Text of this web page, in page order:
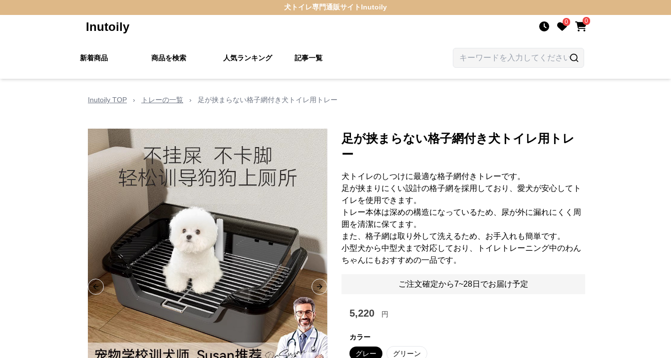
犬トイレ専門通販サイト Inutoily
Inutoily 0 0
新着商品 商品を検索 人気ランキング 記事一覧
Inutoily TOP › トレーの一覧 › 足が挟まらない格子網付き犬トイレ用トレー
Previous slide Next slide
足が挟まらない格子網付き犬トイレ用トレ
ー
犬トイレのしつけに最適な格子網付きトレーです。
足が挟まりにくい設計の格子網を採用しており、愛犬が安心してト
イレを使用できます。
トレー本体は深めの構造になっているため、尿が外に漏れにくく周
囲を清潔に保てます。
また、格子網は取り外して洗えるため、お手入れも簡単です。
小型犬から中型犬まで対応しており、トイレトレーニング中のわん
ちゃんにもおすすめの一品です。
ご注文確定から7~28日でお届け予定
5,220 円
カラー
グレー グリーン